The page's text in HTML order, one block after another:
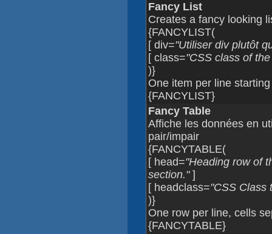
Fancy List
Creates a fancy looking
{FANCYLIST(
[ div="Utiliser div plutôt
[ class="CSS class of
)}
One item per line
{FANCYLIST}
Fancy Table
Affiche les données en
pair/impair
{FANCYTABLE(
[ head="Heading row of
section."]
[ headclass="CSS Class
)}
One row per line, cells
{FANCYTABLE}